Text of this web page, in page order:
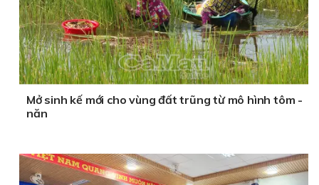
Mở sinh kế mới cho vùng đất trũng từ mô hình tôm -
năn